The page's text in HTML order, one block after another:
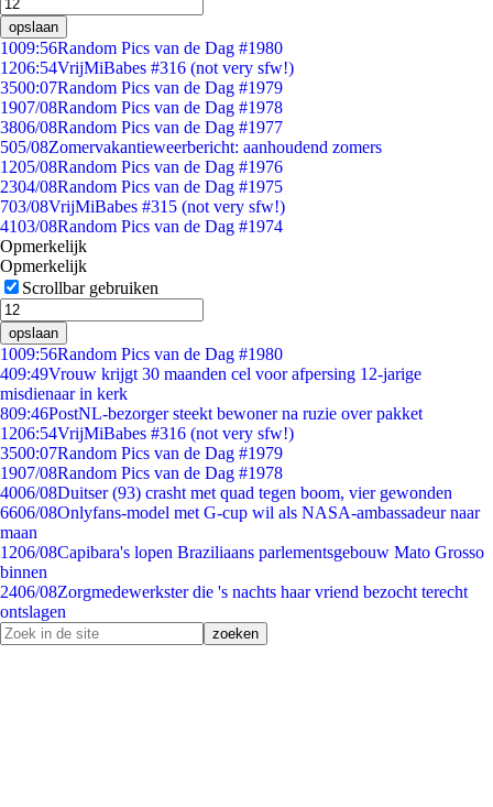
opslaan
1009:56Random Pics van de Dag #1980
1206:54VrijMiBabes #316 (not very sfw!)
3500:07Random Pics van de Dag #1979
1907/08Random Pics van de Dag #1978
3806/08Random Pics van de Dag #1977
505/08Zomervakantieweerbericht: aanhoudend zomers
1205/08Random Pics van de Dag #1976
2304/08Random Pics van de Dag #1975
703/08VrijMiBabes #315 (not very sfw!)
4103/08Random Pics van de Dag #1974
Opmerkelijk
Opmerkelijk
Scrollbar gebruiken
opslaan
1009:56Random Pics van de Dag #1980
409:49Vrouw krijgt 30 maanden cel voor afpersing 12-jarige
misdienaar in kerk
809:46PostNL-bezorger steekt bewoner na ruzie over pakket
1206:54VrijMiBabes #316 (not very sfw!)
3500:07Random Pics van de Dag #1979
1907/08Random Pics van de Dag #1978
4006/08Duitser (93) crasht met quad tegen boom, vier gewonden
6606/08Onlyfans-model met G-cup wil als NASA-ambassadeur naar
maan
1206/08Capibara's lopen Braziliaans parlementsgebouw Mato Grosso
binnen
2406/08Zorgmedewerkster die 's nachts haar vriend bezocht terecht
ontslagen